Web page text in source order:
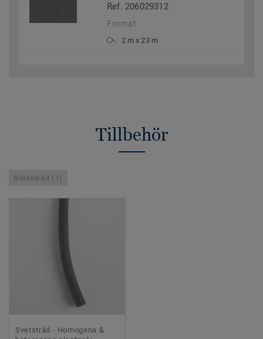
Ref. 206029312
Format
2 m x 23 m
Tillbehör
Svetstråd (1)
Svetstråd - Homogena &